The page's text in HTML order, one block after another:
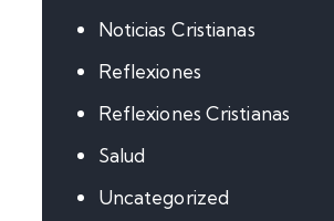
Noticias Cristianas
Reflexiones
Reflexiones Cristianas
Salud
Uncategorized